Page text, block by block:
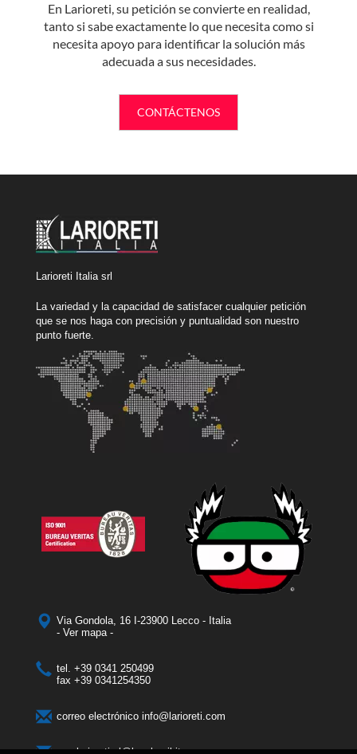
En Larioreti, su petición se convierte en realidad,
tanto si sabe exactamente lo que necesita como si
necesita apoyo para identificar la solución más
adecuada a sus necesidades.
CONTÁCTENOS
Larioreti Italia srl
La variedad y la capacidad de satisfacer cualquier petición
que se nos haga con precisión y puntualidad son nuestro
punto fuerte.
Via Gondola, 16 I-23900 Lecco - Italia
- Ver mapa -
tel. +39 0341 250499
fax +39 0341254350
correo electrónico info@larioreti.com